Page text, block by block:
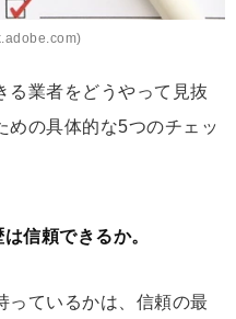
る業者をどうやって見抜
めの具体的な5つのチェッ
信頼できるか。
っているかは、信頼の最